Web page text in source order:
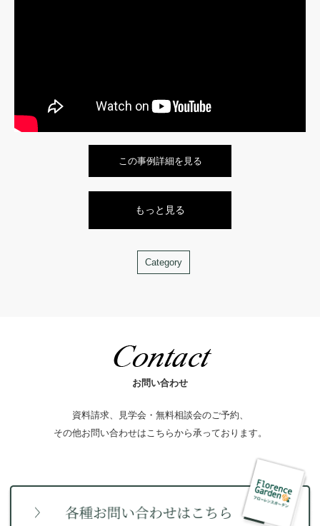
この事例詳細を見る
もっと見る
Category
お問い合わせ
資料請求、見学会・無料相談会のご予約、
その他お問い合わせはこちらから承っております。